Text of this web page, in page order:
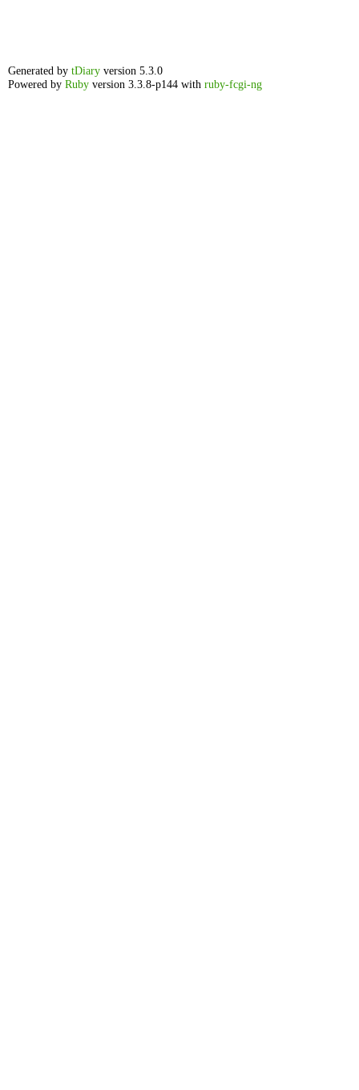
Generated by tDiary version 5.3.0
Powered by Ruby version 3.3.8-p144 with ruby-fcgi-ng